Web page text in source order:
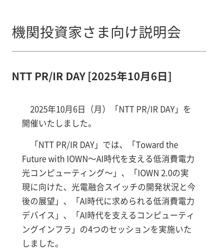
機関投資家さま向け説明会
NTT PR/IR DAY [2025年10月6日]
2025年10月6日（月）「NTT PR/IR DAY」を
開催いたしました。
「NTT PR/IR DAY」では、「Toward the
Future with IOWN～AI時代を支える低消費電力
光コンピューティング～」、「IOWN 2.0の実
現に向けた、光電融合スイッチの開発状況と今
後の展望」、「AI時代に求められる低消費電力
デバイス」、「AI時代を支えるコンピューティ
ングインフラ」の4つのセッションを実施いた
しました。